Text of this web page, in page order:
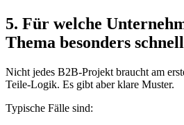
5. Für welche
Thema besonders
Nicht jedes B2B-Projekt braucht am
Teile-Logik. Es gibt aber klare Muster.
Typische Fälle sind: